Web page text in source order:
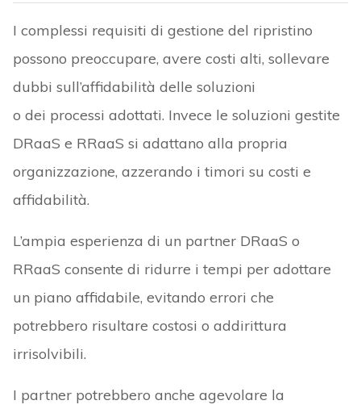
I complessi requisiti di gestione del ripristino
possono preoccupare, avere costi alti, sollevare
dubbi sull’affidabilità delle soluzioni
o dei processi adottati. Invece le soluzioni gestite
DRaaS e RRaaS si adattano alla propria
organizzazione, azzerando i timori su costi e
affidabilità.
L’ampia esperienza di un partner DRaaS o
RRaaS consente di ridurre i tempi per adottare
un piano affidabile, evitando errori che
potrebbero risultare costosi o addirittura
irrisolvibili.
I partner potrebbero anche agevolare la